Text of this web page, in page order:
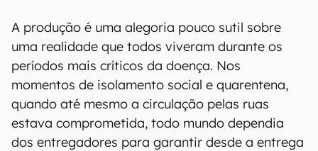
A produção é uma alegoria pouco sutil sobre
uma realidade que todos viveram durante os
períodos mais críticos da doença. Nos
momentos de isolamento social e quarentena,
quando até mesmo a circulação pelas ruas
estava comprometida, todo mundo dependia
dos entregadores para garantir desde a entrega